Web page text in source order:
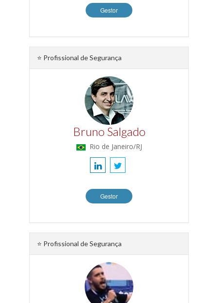
Gestor
⭐ Profissional de Segurança
Bruno Salgado
Rio de Janeiro/RJ
Gestor
⭐ Profissional de Segurança